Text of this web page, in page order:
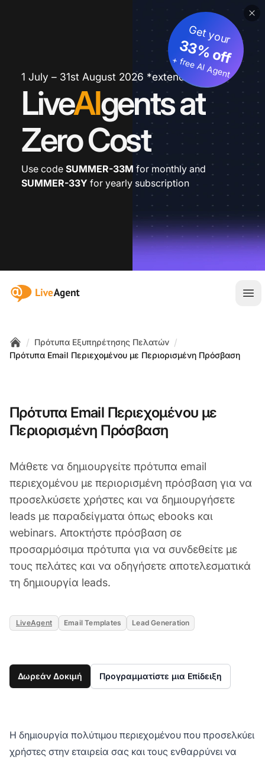
1 July – 31st August 2026 *extended
LiveAIgents at
Zero Cost
Get your
33% off
+ free AI Agent
Use code SUMMER-33M for monthly and
SUMMER-33Y for yearly subscription
:site.title
Home
/ Πρότυπα Εξυπηρέτησης Πελατών /
Πρότυπα Email Περιεχομένου με Περιορισμένη Πρόσβαση
Πρότυπα Email Περιεχομένου με
Περιορισμένη Πρόσβαση
Μάθετε να δημιουργείτε πρότυπα email
περιεχομένου με περιορισμένη πρόσβαση για να
προσελκύσετε χρήστες και να δημιουργήσετε
leads με παραδείγματα όπως ebooks και
webinars. Αποκτήστε πρόσβαση σε
προσαρμόσιμα πρότυπα για να συνδεθείτε με
τους πελάτες και να οδηγήσετε αποτελεσματικά
τη δημιουργία leads.
LiveAgent Email Templates Lead Generation
Δωρεάν Δοκιμή Προγραμματίστε μια Επίδειξη
Η δημιουργία πολύτιμου περιεχομένου που προσελκύει
χρήστες στην εταιρεία σας και τους ενθαρρύνει να